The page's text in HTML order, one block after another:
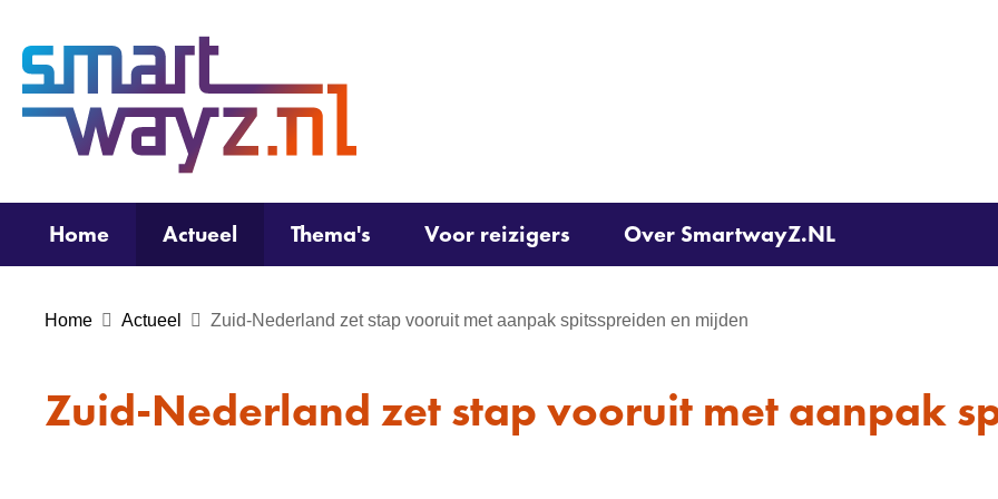
Home Actueel Thema's Voor reizigers Over SmartwayZ.NL
Home Actueel Zuid-Nederland zet stap vooruit met aanpak spitsspreiden en mijden
Zuid-Nederland zet stap vooruit met aanpak